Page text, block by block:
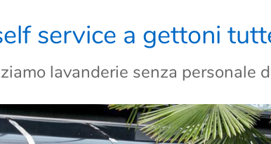
service a gettoni
lavanderie senza personale